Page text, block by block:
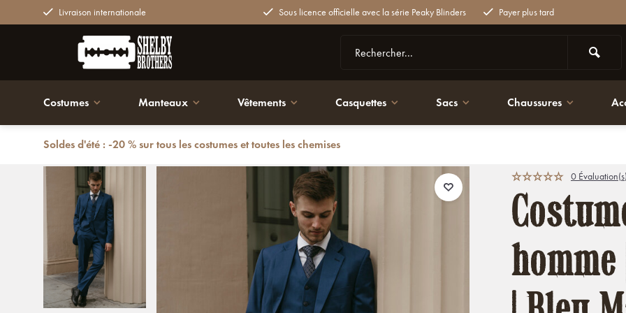
Livraison internationale Sous licence officielle avec la série Peaky Blinders Payer plus tard
Costumes Manteaux Vêtements Casquettes Sacs Chaussures
Soldes d'été : -20 % sur tous les costumes et toutes les chemises
Retour Costume sur mesure pour homme | Costume 3 pièces | Bleu Marine | Laine peignée | Léger et respirant
0 Évaluation(s)